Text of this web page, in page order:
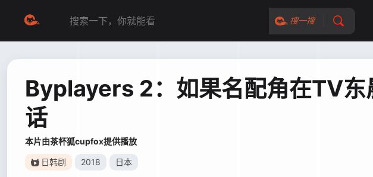
搜一搜
Byplayers 2：如果名配角在TV东
话
本片由茶杯狐cupfox提供播放
日韩剧 2018 日本